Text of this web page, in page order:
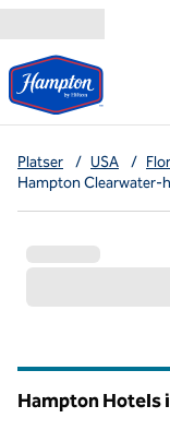
Gå vidare till innehållet
Platser / USA /
Hampton Clearwater-
Hampton Hotels